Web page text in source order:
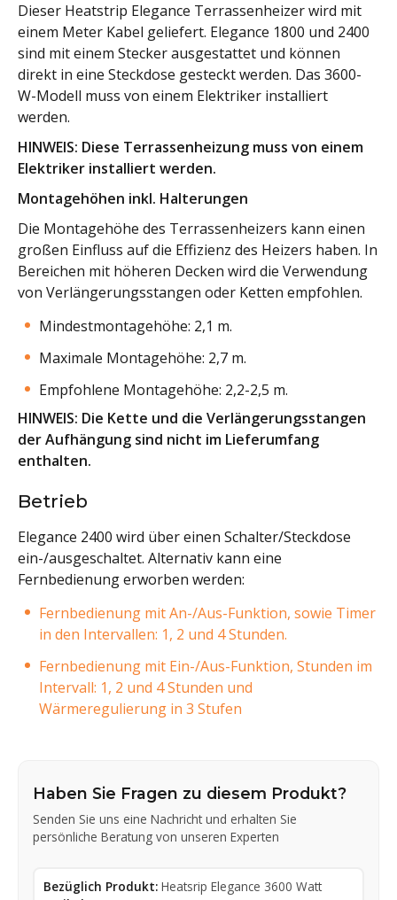
Dieser Heatstrip Elegance Terrassenheizer wird mit
einem Meter Kabel geliefert. Elegance 1800 und 2400
sind mit einem Stecker ausgestattet und können
direkt in eine Steckdose gesteckt werden. Das 3600-
W-Modell muss von einem Elektriker installiert
werden.
HINWEIS: Diese Terrassenheizung muss von einem
Elektriker installiert werden.
Montagehöhen inkl. Halterungen
Die Montagehöhe des Terrassenheizers kann einen
großen Einfluss auf die Effizienz des Heizers haben. In
Bereichen mit höheren Decken wird die Verwendung
von Verlängerungsstangen oder Ketten empfohlen.
Mindestmontagehöhe: 2,1 m.
Maximale Montagehöhe: 2,7 m.
Empfohlene Montagehöhe: 2,2-2,5 m.
HINWEIS: Die Kette und die Verlängerungsstangen
der Aufhängung sind nicht im Lieferumfang
enthalten.
Betrieb
Elegance 2400 wird über einen Schalter/Steckdose
ein-/ausgeschaltet. Alternativ kann eine
Fernbedienung erworben werden:
Fernbedienung mit An-/Aus-Funktion, sowie Timer
in den Intervallen: 1, 2 und 4 Stunden.
Fernbedienung mit Ein-/Aus-Funktion, Stunden im
Intervall: 1, 2 und 4 Stunden und
Wärmeregulierung in 3 Stufen
Haben Sie Fragen zu diesem Produkt?
Senden Sie uns eine Nachricht und erhalten Sie
persönliche Beratung von unseren Experten
Bezüglich Produkt: Heatsrip Elegance 3600 Watt